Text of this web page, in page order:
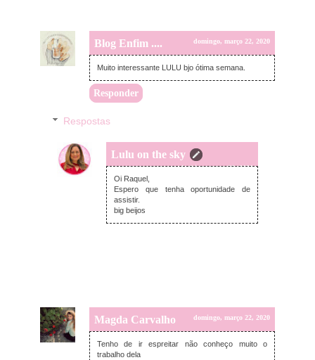
Blog Enfim .... domingo, março 22, 2020
Muito interessante LULU bjo ótima semana.
Responder
Respostas
Lulu on the sky
segunda-feira, março 23, 2020
Oi Raquel,
Espero que tenha oportunidade de
assistir.
big beijos
Magda Carvalho domingo, março 22, 2020
Tenho de ir espreitar não conheço muito o
trabalho dela